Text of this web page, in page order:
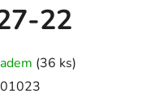
22
(36 ks)